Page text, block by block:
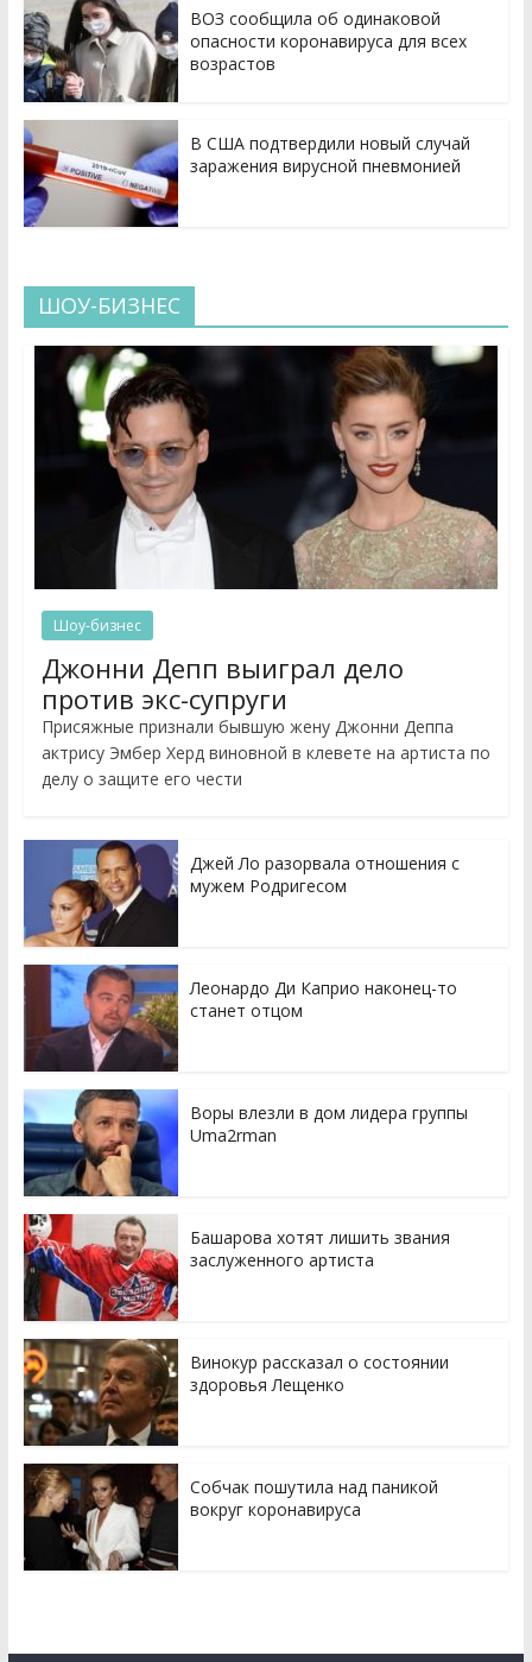
ВОЗ сообщила об одинаковой
опасности коронавируса для всех
возрастов
В США подтвердили новый случай
заражения вирусной пневмонией
ШОУ-БИЗНЕС
Шоу-бизнес
Джонни Депп выиграл дело
против экс-супруги
Присяжные признали бывшую жену Джонни Деппа
актрису Эмбер Херд виновной в клевете на артиста по
делу о защите его чести
Джей Ло разорвала отношения с
мужем Родригесом
Леонардо Ди Каприо наконец-то
станет отцом
Воры влезли в дом лидера группы
Uma2rman
Башарова хотят лишить звания
заслуженного артиста
Винокур рассказал о состоянии
здоровья Лещенко
Собчак пошутила над паникой
вокруг коронавируса